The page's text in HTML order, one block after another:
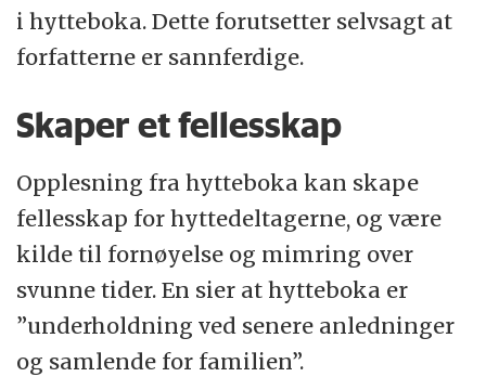
i hytteboka. Dette forutsetter selvsagt at
forfatterne er sannferdige.
Skaper et fellesskap
Opplesning fra hytteboka kan skape
fellesskap for hyttedeltagerne, og være
kilde til fornøyelse og mimring over
svunne tider. En sier at hytteboka er
”underholdning ved senere anledninger
og samlende for familien”.